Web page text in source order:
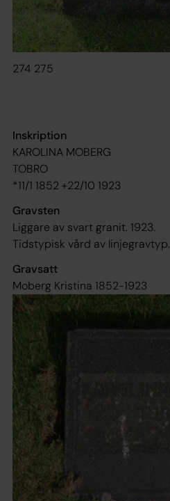
274 275
Inskription
KAROLINA MOBERG
TOBRO
*11/1 1852 +22/10 1923
Gravsten
Liggare av svart granit. 1923.
Tidstypisk vård av linjegravtyp.
Gravsatt
Moberg Kristina 1852-1923